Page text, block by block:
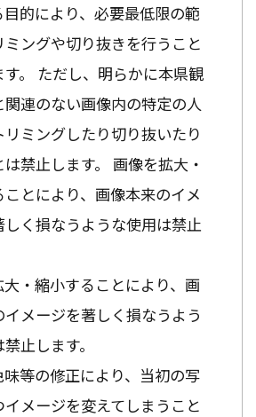
的により、必要最低限の範
ミングや切り抜きを行うこと
す。 ただし、明らかに本県観
関連のない画像内の特定の人
ミングしたり切り抜いたり
禁止します。 画像を拡大・
とにより、画像本来のイメ
しく損なうような使用は禁止
・縮小することにより、画
メージを著しく損なうよう
止します。
等の修正により、当初の写
イメージを変えてしまうこと